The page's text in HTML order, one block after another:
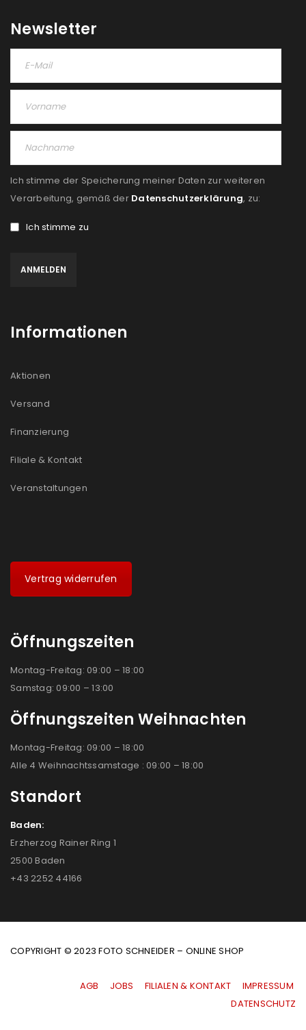
Newsletter
Ich stimme der Speicherung meiner Daten zur weiteren
Verarbeitung, gemäß der Datenschutzerklärung, zu:
Ich stimme zu
Informationen
Aktionen
Versand
Finanzierung
Filiale & Kontakt
Veranstaltungen
Vertrag widerrufen
Öffnungszeiten
Montag-Freitag: 09:00 – 18:00
Samstag: 09:00 – 13:00
Öffnungszeiten Weihnachten
Montag-Freitag: 09:00 – 18:00
Alle 4 Weihnachtssamstage : 09:00 – 18:00
Standort
Baden:
Erzherzog Rainer Ring 1
2500 Baden
+43 2252 44166
COPYRIGHT © 2023 FOTO SCHNEIDER – ONLINE SHOP
AGB JOBS FILIALEN & KONTAKT
IMPRESSUM
|DATENSCHUTZ